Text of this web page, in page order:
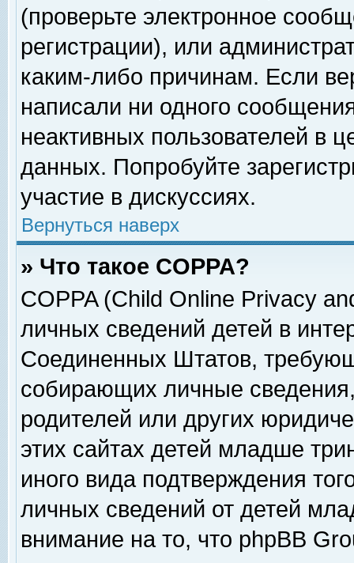
(проверьте электронное
регистрации), или
каким-либо причинам. Если
написали ни одного
неактивных пользователей в
данных. Попробуйте
участие в дискуссиях.
Вернуться наверх
» Что такое COPPA?
COPPA (Child Online Privacy
личных сведений детей в
Соединенных Штатов,
собирающих личные
родителей или других
этих сайтах детей младше
иного вида подтверждения
личных сведений от детей
внимание на то, что phpBB